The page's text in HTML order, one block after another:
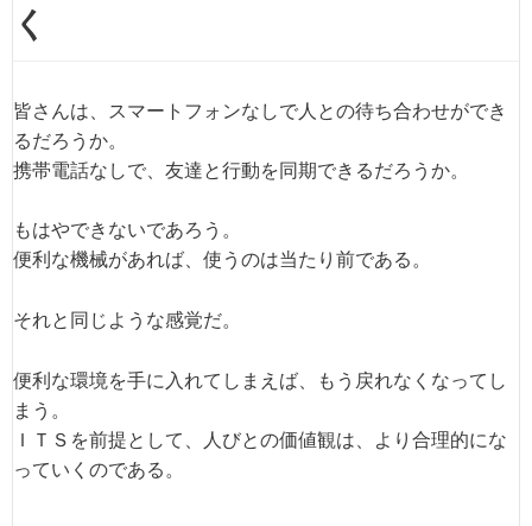
く
皆さんは、スマートフォンなしで人との待ち合わせができ
るだろうか。
携帯電話なしで、友達と行動を同期できるだろうか。
もはやできないであろう。
便利な機械があれば、使うのは当たり前である。
それと同じような感覚だ。
便利な環境を手に入れてしまえば、もう戻れなくなってし
まう。
ＩＴＳを前提として、人びとの価値観は、より合理的にな
っていくのである。